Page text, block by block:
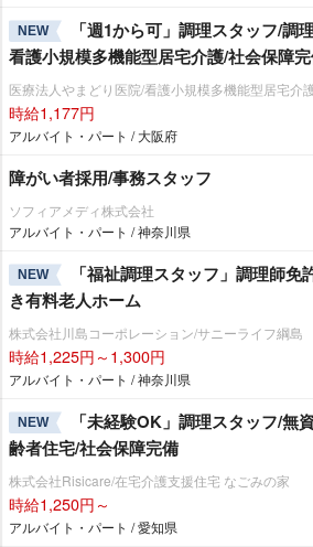
NEW
「週1から可」調理スタッフ/調
看護小規模多機能型居宅介護/社会保障
医療法人やまどり医院/看護小規模多機能型居宅介
時給1,177円
アルバイト・パート / 大阪府
障がい者採用/事務スタッフ
ソフィアメディ株式会社
アルバイト・パート / 神奈川県
NEW
「福祉調理スタッフ」調理師
き有料老人ホーム
株式会社川島コーポレーション/サニーライフ綱島
時給1,225円～1,300円
アルバイト・パート / 神奈川県
NEW
「未経験OK」調理スタッフ/無
齢者住宅/社会保障完備
株式会社Risicare/在宅介護支援住宅 なごみの家
時給1,250円～
アルバイト・パート / 愛知県